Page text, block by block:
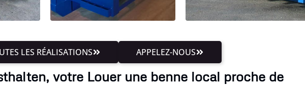
LES RÉALISATIONS APPELEZ-NOUS
votre Louer une benne local proche de